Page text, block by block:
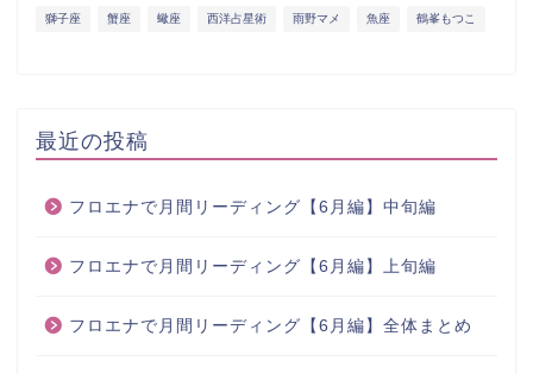
獅子座 蟹座 蠍座 西洋占星術 雨野マメ 魚座 鶴峯もつこ
最近の投稿
フロエナで月間リーディング【6月編】中旬編
フロエナで月間リーディング【6月編】上旬編
フロエナで月間リーディング【6月編】全体まとめ